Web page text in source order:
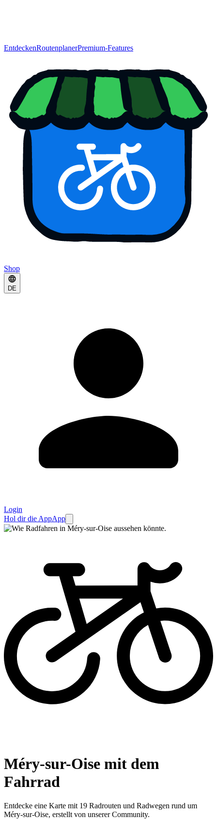
EntdeckenRoutenplanerPremium-Features
Shop
DE
Login
Hol dir die AppApp
Méry-sur-Oise mit dem
Fahrrad
Entdecke eine Karte mit 19 Radrouten und Radwegen rund um
Méry-sur-Oise, erstellt von unserer Community.